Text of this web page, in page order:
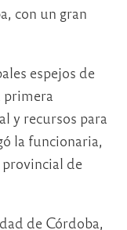
con un gran
espejos de
primera
y recursos para
la funcionaria,
de
de Córdoba,